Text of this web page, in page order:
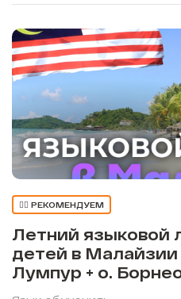
👍🏼 РЕКОМЕНДУЕМ
Летний языковой
детей в Малайзии
Лумпур + о.